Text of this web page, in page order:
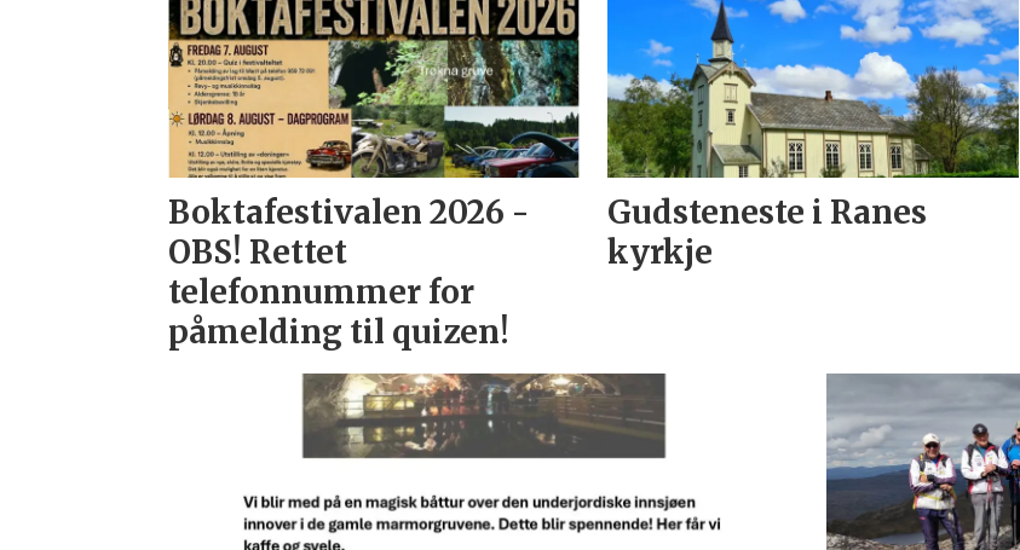
Boktafestivalen 2026 -
OBS! Rettet
telefonnummer for
påmelding til quizen!
Gudsteneste i Ranes
kyrkje